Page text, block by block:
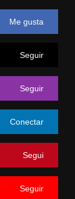
Me gusta
Seguir
Seguir
Conectar
Segui
Seguir